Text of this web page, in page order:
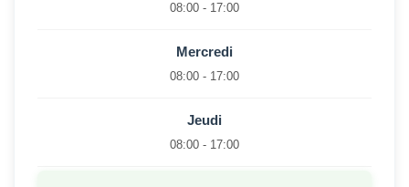
08:00 - 17:00
Mercredi
08:00 - 17:00
Jeudi
08:00 - 17:00